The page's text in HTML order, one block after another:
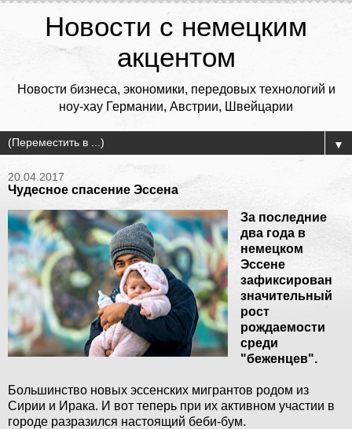
Новости с немецким
акцентом
Новости бизнеса, экономики, передовых технологий и
ноу-хау Германии, Австрии, Швейцарии
▼
20.04.2017
Чудесное спасение Эссена
За последние
два года в
немецком
Эссене
зафиксирован
значительный
рост
рождаемости
среди
"беженцев".
Большинство новых эссенских мигрантов родом из
Сирии и Ирака. И вот теперь при их активном участии в
городе разразился настоящий беби-бум.